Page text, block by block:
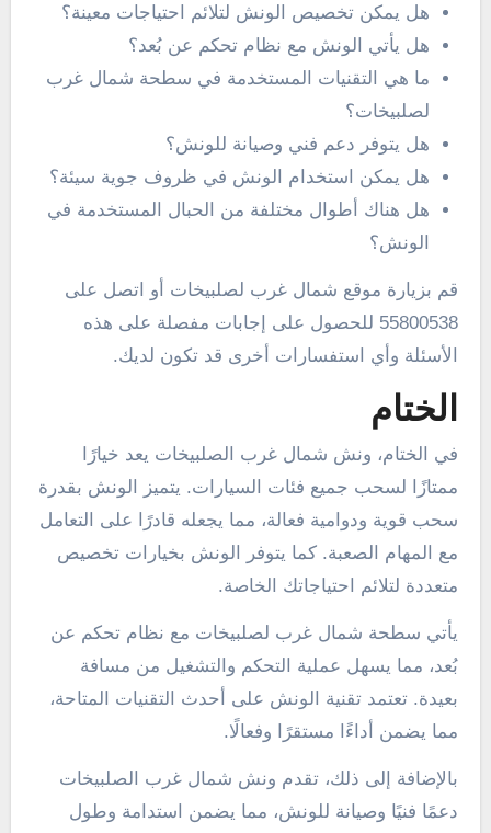
هل يمكن تخصيص الونش لتلائم احتياجات معينة؟
هل يأتي الونش مع نظام تحكم عن بُعد؟
ما هي التقنيات المستخدمة في سطحة شمال غرب
لصلبيخات؟
هل يتوفر دعم فني وصيانة للونش؟
هل يمكن استخدام الونش في ظروف جوية سيئة؟
هل هناك أطوال مختلفة من الحبال المستخدمة في
الونش؟
قم بزيارة موقع شمال غرب لصلبيخات أو اتصل على
55800538 للحصول على إجابات مفصلة على هذه
الأسئلة وأي استفسارات أخرى قد تكون لديك.
الختام
في الختام، ونش شمال غرب الصلبيخات يعد خيارًا
ممتازًا لسحب جميع فئات السيارات. يتميز الونش بقدرة
سحب قوية ودوامية فعالة، مما يجعله قادرًا على التعامل
مع المهام الصعبة. كما يتوفر الونش بخيارات تخصيص
متعددة لتلائم احتياجاتك الخاصة.
يأتي سطحة شمال غرب لصلبيخات مع نظام تحكم عن
بُعد، مما يسهل عملية التحكم والتشغيل من مسافة
بعيدة. تعتمد تقنية الونش على أحدث التقنيات المتاحة،
مما يضمن أداءًا مستقرًا وفعالًا.
بالإضافة إلى ذلك، تقدم ونش شمال غرب الصلبيخات
دعمًا فنيًا وصيانة للونش، مما يضمن استدامة وطول